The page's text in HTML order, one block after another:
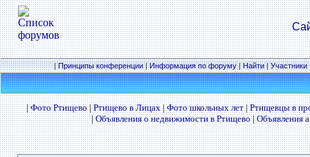
|Принципы конференции|Информация по форуму|Найти|Участники
|Фото Ртищево|Ртищево в Лицах|Фото школьных лет|Ртищевцы в
|Объявления о недвижимости в Ртищево|Объявления